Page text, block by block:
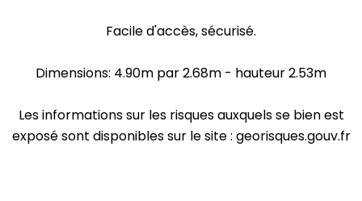
Facile d'accès, sécurisé.
Dimensions: 4.90m par 2.68m - hauteur 2.53m
Les informations sur les risques auxquels se bien est
exposé sont disponibles sur le site : georisques.gouv.fr